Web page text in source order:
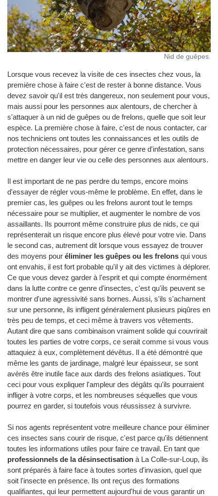
Nid de guêpes.
Lorsque vous recevez la visite de ces insectes chez vous, la
première chose à faire c'est de rester à bonne distance. Vous
devez savoir qu'il est très dangereux, non seulement pour vous,
mais aussi pour les personnes aux alentours, de chercher à
s'attaquer à un nid de guêpes ou de frelons, quelle que soit leur
espèce. La première chose à faire, c'est de nous contacter, car
nos techniciens ont toutes les connaissances et les outils de
protection nécessaires, pour gérer ce genre d'infestation, sans
mettre en danger leur vie ou celle des personnes aux alentours.
Il est important de ne pas perdre du temps, encore moins
d'essayer de régler vous-même le problème. En effet, dans le
premier cas, les guêpes ou les frelons auront tout le temps
nécessaire pour se multiplier, et augmenter le nombre de vos
assaillants. Ils pourront même construire plus de nids, ce qui
représenterait un risque encore plus élevé pour votre vie. Dans
le second cas, autrement dit lorsque vous essayez de trouver
des moyens pour éliminer les guêpes ou les frelons qui vous
ont envahis, il est fort probable qu'il y ait des victimes à déplorer.
Ce que vous devez garder à l'esprit et qui compte énormément
dans la lutte contre ce genre d'insectes, c'est qu'ils peuvent se
montrer d'une agressivité sans bornes. Aussi, s'ils s'acharnent
sur une personne, ils infligent généralement plusieurs piqûres en
très peu de temps, et ceci même à travers vos vêtements.
Autant dire que sans combinaison vraiment solide qui couvrirait
toutes les parties de votre corps, ce serait comme si vous vous
attaquiez à eux, complètement dévêtus. Il a été démontré que
même les gants de jardinage, malgré leur épaisseur, se sont
avérés être inutile face aux dards des frelons asiatiques. Tout
ceci pour vous expliquer l'ampleur des dégâts qu'ils pourraient
infliger à votre corps, et les nombreuses séquelles que vous
pourrez en garder, si toutefois vous réussissez à survivre.
Si nos agents représentent votre meilleure chance pour éliminer
ces insectes sans courir de risque, c'est parce qu'ils détiennent
toutes les informations utiles pour faire ce travail. En tant que
professionnels de la désinsectisation à La Colle-sur-Loup, ils
sont préparés à faire face à toutes sortes d'invasion, quel que
soit l'insecte en présence. Ils ont reçus des formations
qualifiantes, qui leur permettent aujourd'hui de vous garantir un